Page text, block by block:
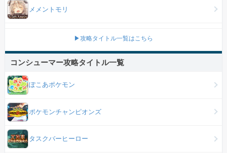
メメントモリ
▶攻略タイトル一覧はこちら
コンシューマー攻略タイトル一覧
ぽこあポケモン
ポケモンチャンピオンズ
タスクバーヒーロー